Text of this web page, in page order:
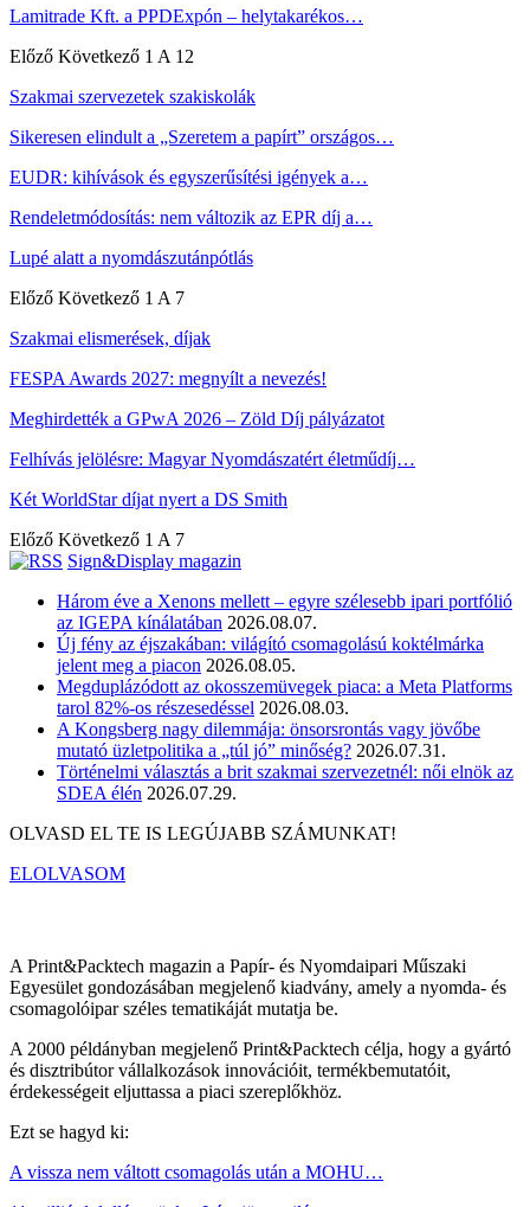
Lamitrade Kft. a PPDExpón – helytakarékos…
Előző Következő 1 A 12
Szakmai szervezetek szakiskolák
Sikeresen elindult a „Szeretem a papírt” országos…
EUDR: kihívások és egyszerűsítési igények a…
Rendeletmódosítás: nem változik az EPR díj a…
Lupé alatt a nyomdászutánpótlás
Előző Következő 1 A 7
Szakmai elismerések, díjak
FESPA Awards 2027: megnyílt a nevezés!
Meghirdették a GPwA 2026 – Zöld Díj pályázatot
Felhívás jelölésre: Magyar Nyomdászatért életműdíj…
Két WorldStar díjat nyert a DS Smith
Előző Következő 1 A 7
Sign&Display magazin
Három éve a Xenons mellett – egyre szélesebb ipari portfólió
az IGEPA kínálatában 2026.08.07.
Új fény az éjszakában: világító csomagolású koktélmárka
jelent meg a piacon 2026.08.05.
Megduplázódott az okosszemüvegek piaca: a Meta Platforms
tarol 82%-os részesedéssel 2026.08.03.
A Kongsberg nagy dilemmája: önsorsrontás vagy jövőbe
mutató üzletpolitika a „túl jó” minőség? 2026.07.31.
Történelmi választás a brit szakmai szervezetnél: női elnök az
SDEA élén 2026.07.29.
OLVASD EL TE IS LEGÚJABB SZÁMUNKAT!
ELOLVASOM
A Print&Packtech magazin a Papír- és Nyomdaipari Műszaki
Egyesület gondozásában megjelenő kiadvány, amely a nyomda- és
csomagolóipar széles tematikáját mutatja be.
A 2000 példányban megjelenő Print&Packtech célja, hogy a gyártó
és disztribútor vállalkozások innovációit, termékbemutatóit,
érdekességeit eljuttassa a piaci szereplőkhöz.
Ezt se hagyd ki:
A vissza nem váltott csomagolás után a MOHU…